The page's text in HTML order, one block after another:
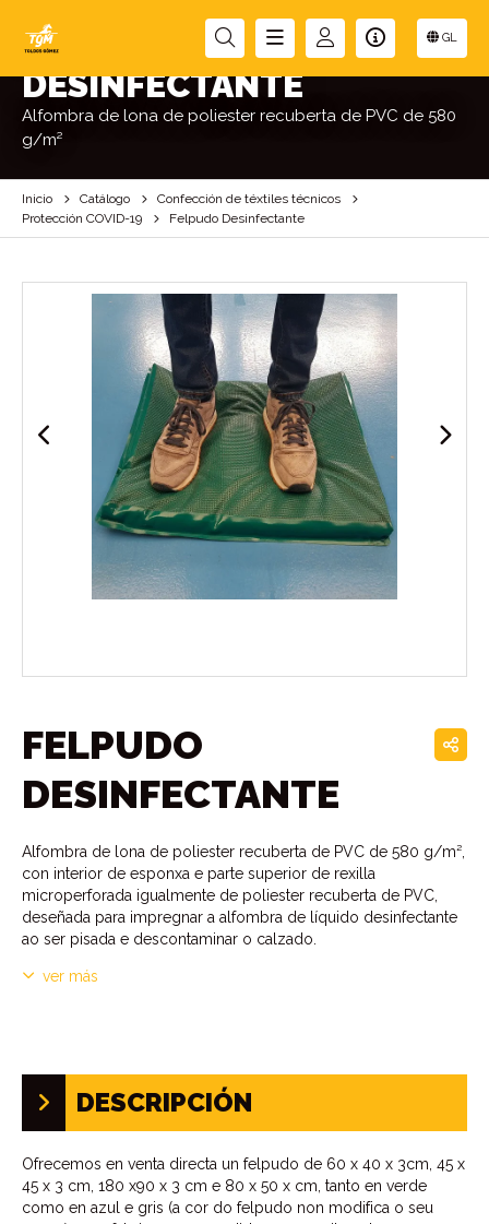
GL
FELPUDO
DESINFECTANTE
Alfombra de lona de poliester recuberta de PVC de 580
g/m²
Inicio Catálogo
Confección de téxtiles técnicos
Protección COVID-19
Felpudo Desinfectante
FELPUDO
DESINFECTANTE
Alfombra de lona de poliester recuberta de PVC de 580 g/m²,
con interior de esponxa e parte superior de rexilla
microperforada igualmente de poliester recuberta de PVC,
deseñada para impregnar a alfombra de líquido desinfectante
ao ser pisada e descontaminar o calzado.
ver más
DESCRIPCIÓN
Ofrecemos en venta directa un felpudo de 60 x 40 x 3cm, 45 x
45 x 3 cm, 180 x90 x 3 cm e 80 x 50 x cm, tanto en verde
como en azul e gris (a cor do felpudo non modifica o seu